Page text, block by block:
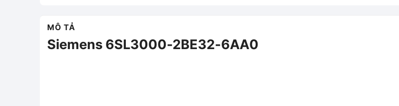
MÔ TẢ
Siemens 6SL3000-2BE32-6AA0